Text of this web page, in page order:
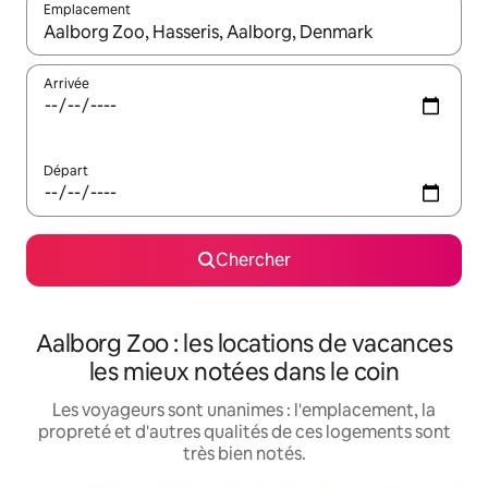
Emplacement
Quand les résultats sont affichés, parcourez-les en utilisant
Arrivée
Départ
Chercher
Aalborg Zoo : les locations de vacances
les mieux notées dans le coin
Les voyageurs sont unanimes : l'emplacement, la
propreté et d'autres qualités de ces logements sont
très bien notés.